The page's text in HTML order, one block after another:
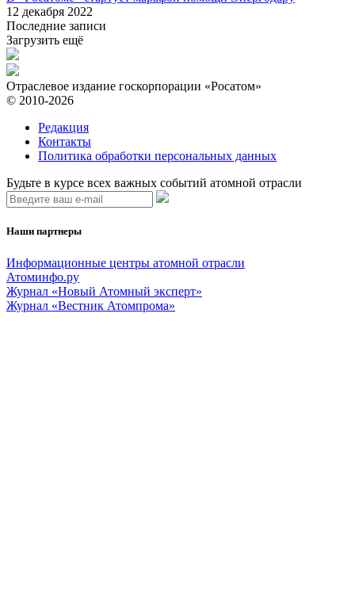
12 декабря 2022
Последние записи
Загрузить ещё
Отраслевое издание госкорпорации «Росатом»
© 2010-2026
Редакция
Контакты
Политика обработки персональных данных
Будьте в курсе всех важных событий атомной отрасли
Наши партнеры
Информационные центры атомной отрасли
Атоминфо.ру
Журнал «Новый Атомный эксперт»
Журнал «Вестник Атомпрома»